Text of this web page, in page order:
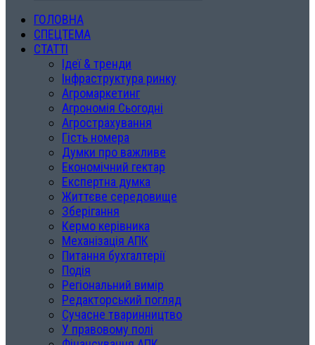
ГОЛОВНА
СПЕЦТЕМА
СТАТТІ
Ідеї & тренди
Інфраструктура ринку
Агромаркетинг
Агрономія Сьогодні
Агрострахування
Гість номера
Думки про важливе
Економічний гектар
Експертна думка
Життєве середовище
Зберігання
Кермо керівника
Механізація АПК
Питання бухгалтерії
Подія
Регіональний вимір
Редакторський погляд
Сучасне тваринництво
У правовому полі